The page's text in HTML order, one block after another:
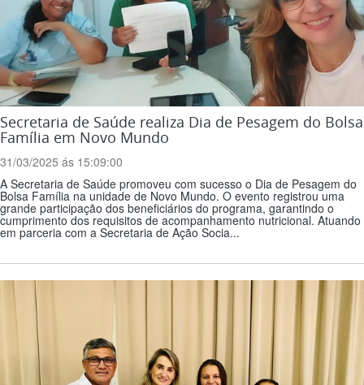
Secretaria de Saúde realiza Dia de Pesagem do Bolsa
Família em Novo Mundo
31/03/2025 ás 15:09:00
A Secretaria de Saúde promoveu com sucesso o Dia de Pesagem do
Bolsa Família na unidade de Novo Mundo. O evento registrou uma
grande participação dos beneficiários do programa, garantindo o
cumprimento dos requisitos de acompanhamento nutricional. Atuando
em parceria com a Secretaria de Ação Socia...